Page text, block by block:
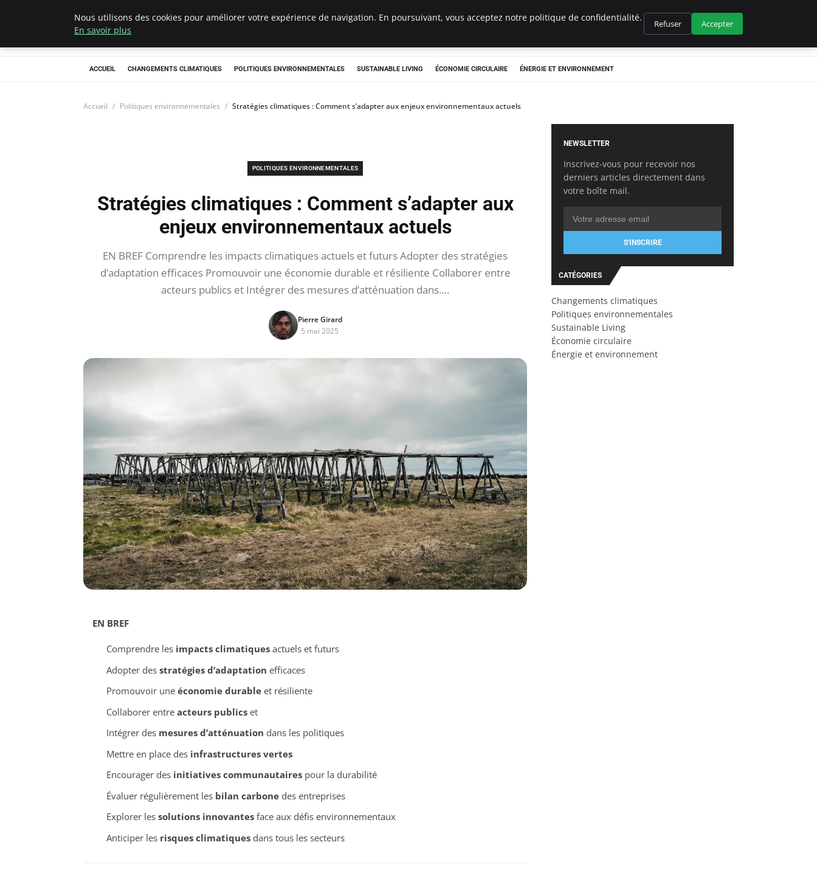
Climategatecountryclub.com
ACCUEIL CHANGEMENTS CLIMATIQUES POLITIQUES ENVIRONNEMENTALES SUSTAINABLE LIVING ÉCONOMIE CIRCULAIRE ÉNERGIE ET ENVIRONNEMENT
Accueil Politiques environnementales Stratégies climatiques : Comment s’adapter aux enjeux environnementaux actuels
POLITIQUES ENVIRONNEMENTALES
Stratégies climatiques : Comment s’adapter aux
enjeux environnementaux actuels
EN BREF Comprendre les impacts climatiques actuels et futurs Adopter des stratégies
d’adaptation efficaces Promouvoir une économie durable et résiliente Collaborer entre
acteurs publics et Intégrer des mesures d’atténuation dans….
Pierre Girard
5 mai 2025
EN BREF
Comprendre les impacts climatiquesactuels et futurs
Adopter des stratégies d’adaptation efficaces
Promouvoir une économie durableet résiliente
Collaborer entre acteurs publicset
Intégrer des mesures d’atténuation dans les politiques
Mettre en place des infrastructures vertes
Encourager des initiatives communautairespour la durabilité
Évaluer régulièrement les bilan carbonedes entreprises
Explorer les solutions innovantesface aux défis environnementaux
Anticiper les risques climatiquesdans tous les secteurs
NEWSLETTER
Inscrivez-vous pour recevoir nos
derniers articles directement dans
votre boîte mail.
S'INSCRIRE
CATÉGORIES
Changements climatiques
Politiques environnementales
Sustainable Living
Économie circulaire
Énergie et environnement
Nous utilisons des cookies pour améliorer votre expérience de navigation. En poursuivant, vous acceptez notre politique de confidentialité.
En savoir plus
Refuser Accepter